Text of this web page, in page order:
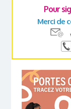
Pour
Merci de